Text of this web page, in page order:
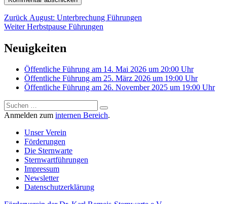
Beitragsnavigation
Zurück Vorheriger
Beitrag:
August: Unterbrechung Führungen
Weiter Nächster
Herbstpause Führungen
Neuigkeiten
Öffentliche Führung am 14. Mai 2026 um 20:00 Uhr
Öffentliche Führung am 25. März 2026 um 19:00 Uhr
Öffentliche Führung am 26. November 2025 um 19:00 Uhr
Suchen
nach:
Suchen
Anmelden zum internen Bereich.
Unser Verein
Förderungen
Die Sternwarte
Sternwartführungen
Impressum
Newsletter
Datenschutzerklärung